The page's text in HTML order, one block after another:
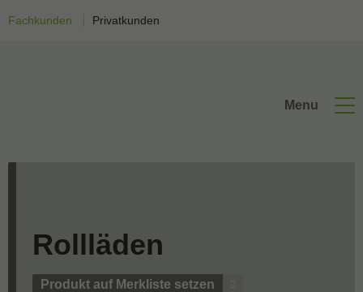
Fachkunden Privatkunden
Menu
Rollläden
Produkt auf Merkliste setzen